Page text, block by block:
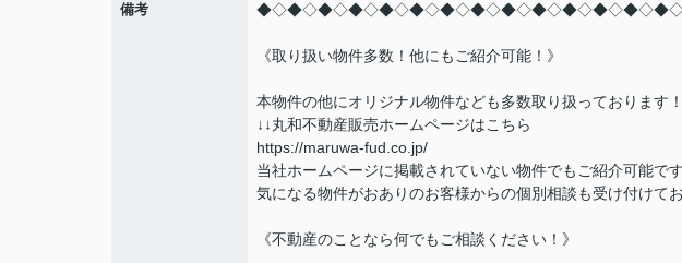
備考
《取り扱い物件多数！他にもご紹介可能！》
本物件の他にオリジナル物件なども多数取り扱っております！
↓↓丸和不動産販売ホームページはこちら
https://maruwa-fud.co.jp/
当社ホームページに掲載されていない物件でもご紹介可能で
気になる物件がおありのお客様からの個別相談も受け付けてお
《不動産のことなら何でもご相談ください！》